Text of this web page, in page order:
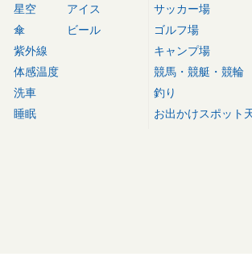
星空
傘
紫外線
体感温度
洗車
睡眠
アイス
ビール
サッカー場
ゴルフ場
キャンプ場
競馬・競艇・競輪
釣り
お出かけスポット